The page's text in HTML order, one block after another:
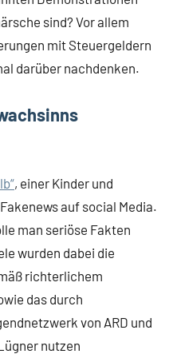
sind? Vor allem
mit Steuergeldern
darüber nachdenken.
, einer Kinder und
auf social Media.
man seriöse Fakten
wurden dabei die
richterlichem
das durch
von ARD und
nutzen